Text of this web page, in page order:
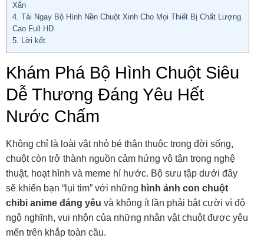
Xắn
4. Tải Ngay Bộ Hình Nền Chuột Xinh Cho Mọi Thiết Bị Chất Lượng
Cao Full HD
5. Lời kết
Khám Phá Bộ Hình Chuột Siêu
Dễ Thương Đáng Yêu Hết
Nước Chấm
Không chỉ là loài vật nhỏ bé thân thuộc trong đời sống,
chuột còn trở thành nguồn cảm hứng vô tận trong nghệ
thuật, hoạt hình và meme hí hước. Bộ sưu tập dưới đây
sẽ khiến bạn “lụi tim” với những hình ảnh con chuột
chibi anime đáng yêu và không ít lần phải bật cười vì độ
ngộ nghĩnh, vui nhộn của những nhân vật chuột được yêu
mến trên khắp toàn cầu.